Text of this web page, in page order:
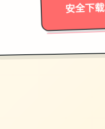
安全下载